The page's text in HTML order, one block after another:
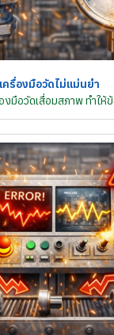
เครื่องมือวัดไม่แม่นยำ
งมือวัดเสื่อมสภาพ ทำใ